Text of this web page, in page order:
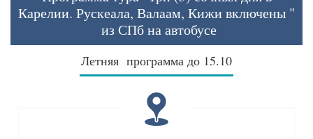
Карелии. Рускеала, Валаам, Кижи включены "
из СПб на автобусе
Летняя программа до 15.10